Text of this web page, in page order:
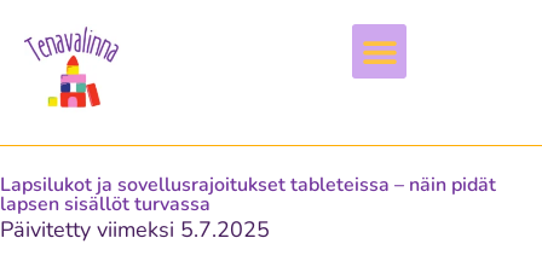
Lapsilukot ja sovellusrajoitukset tableteissa – näin pidät
lapsen sisällöt turvassa
Päivitetty viimeksi 5.7.2025